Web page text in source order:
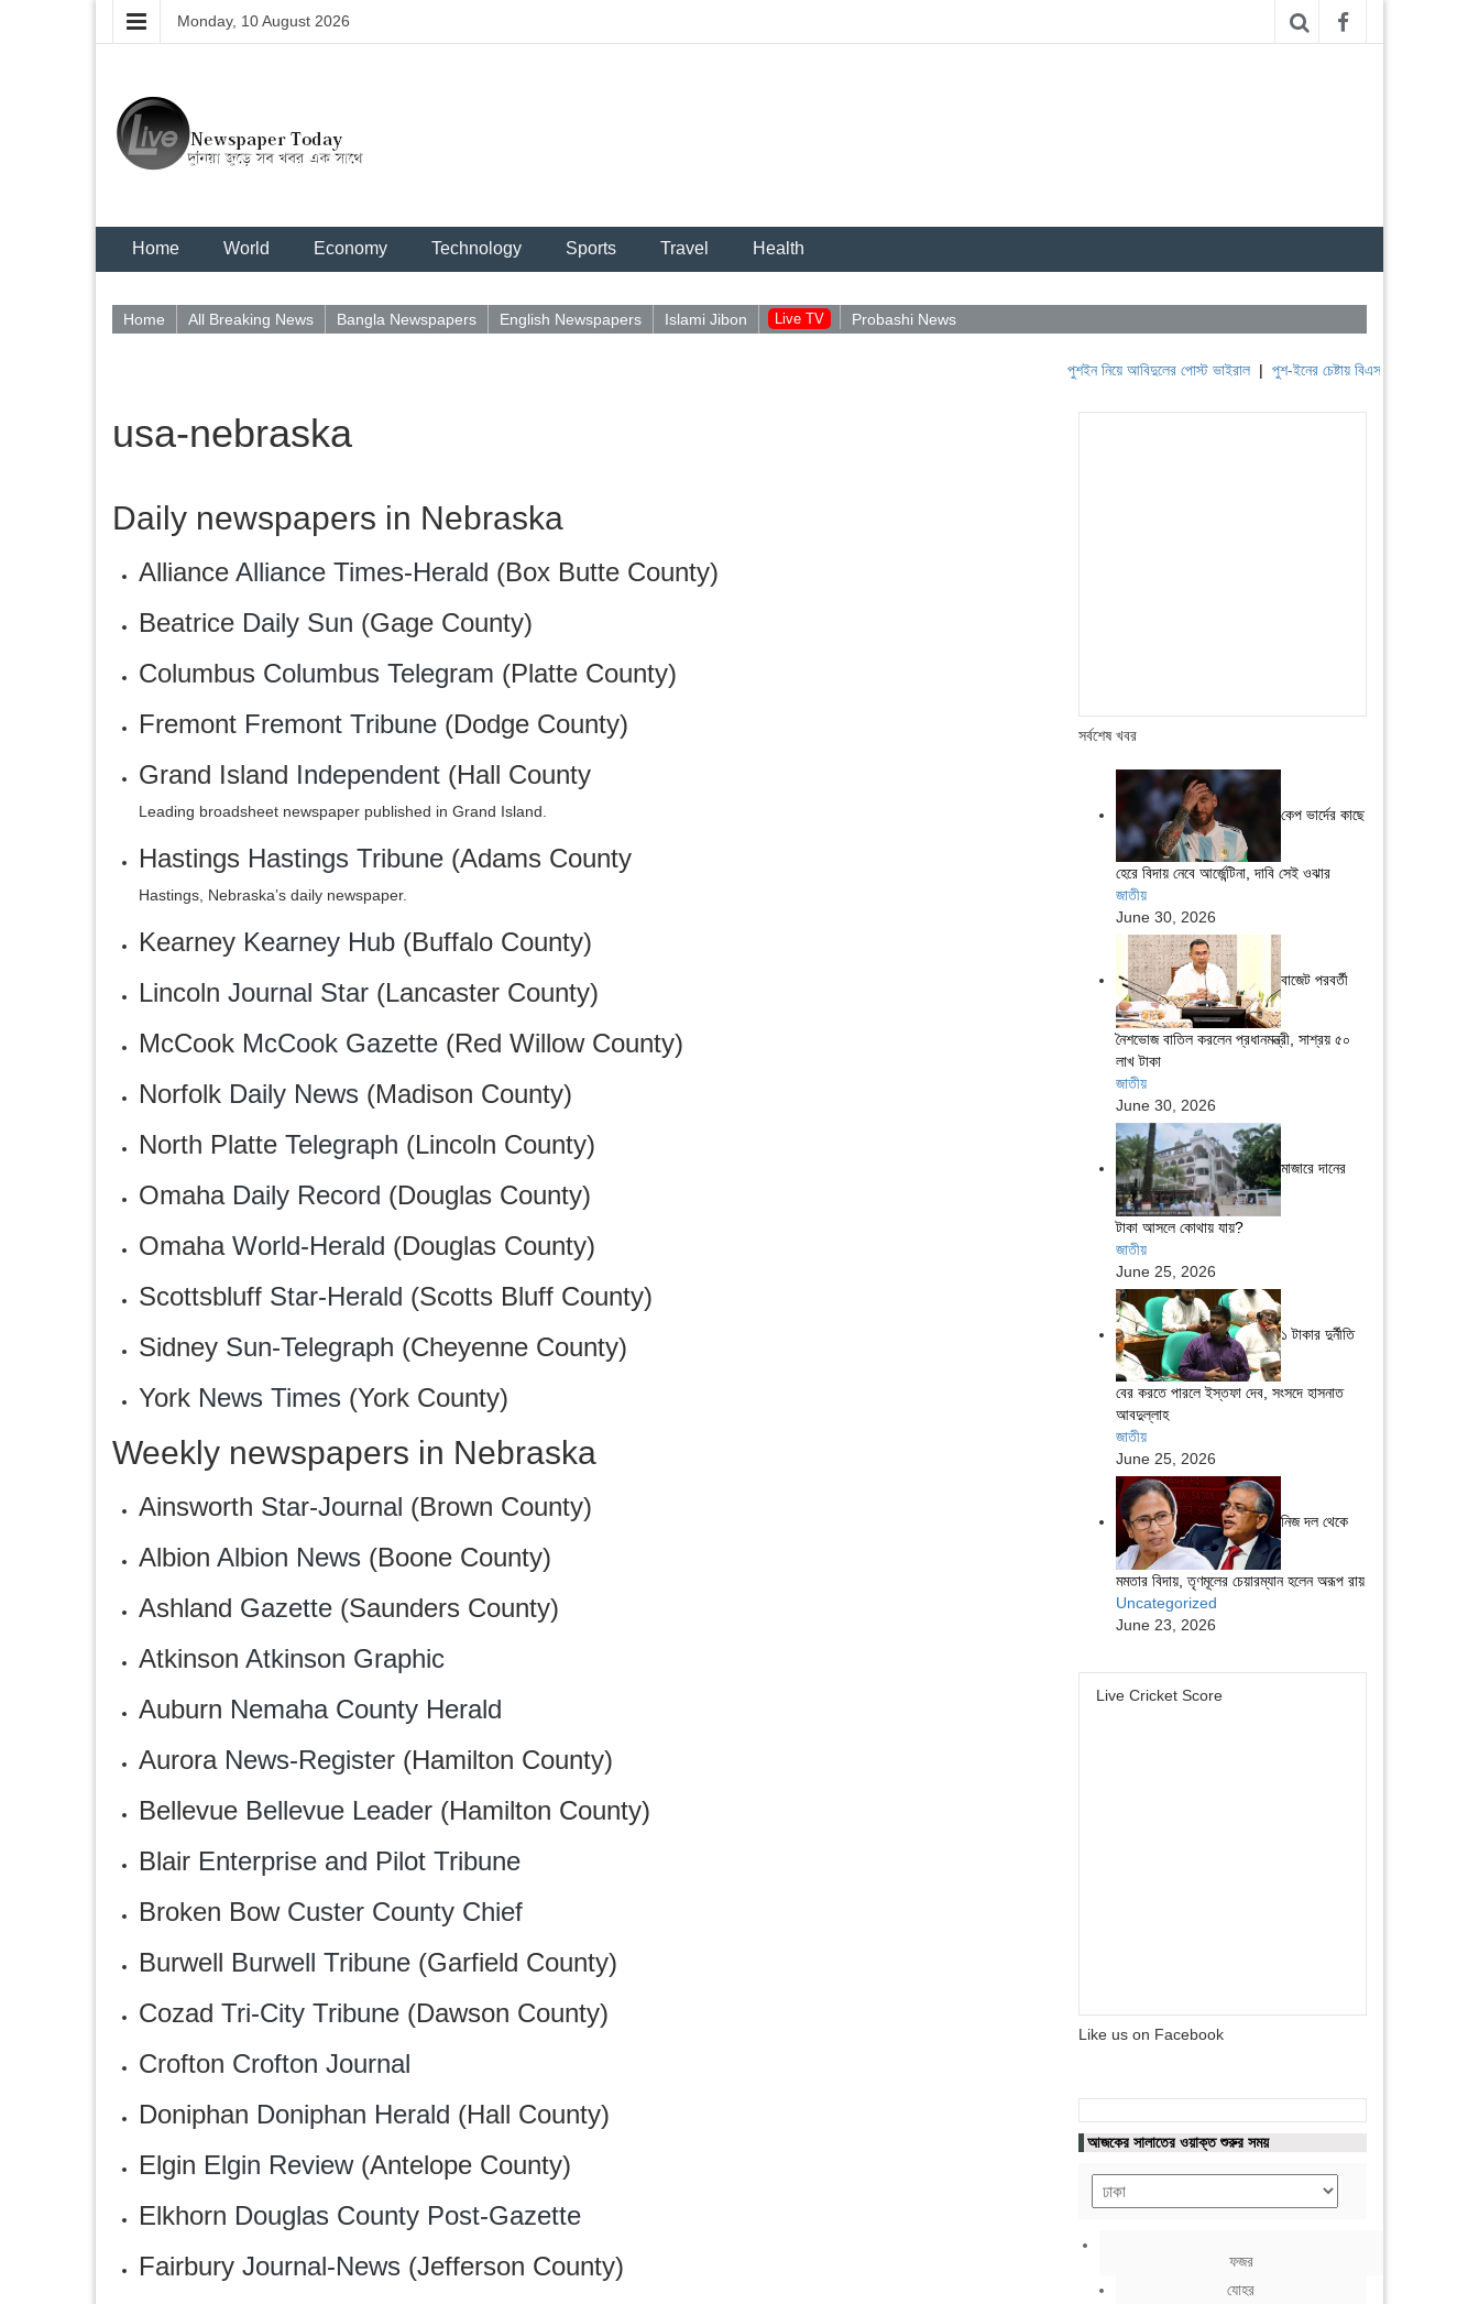
Monday, 10 August 2026
Home World Economy Technology Sports Travel Health
Home All Breaking News Bangla Newspapers English Newspapers Islami Jibon Live TV Probashi News
পুশইন নিয়ে আবিদুলের পোস্ট ভাইরাল|পুশ-ইনের চেষ্টায় বিএসএফ, পণ্ড করছে বিজিবি
usa-nebraska
Daily newspapers in Nebraska
Alliance Alliance Times-Herald (Box Butte County)
Beatrice Daily Sun (Gage County)
Columbus Columbus Telegram (Platte County)
Fremont Fremont Tribune (Dodge County)
Grand Island Independent (Hall County
Leading broadsheet newspaper published in Grand Island.
Hastings Hastings Tribune (Adams County
Hastings, Nebraska’s daily newspaper.
Kearney Kearney Hub (Buffalo County)
Lincoln Journal Star (Lancaster County)
McCook McCook Gazette (Red Willow County)
Norfolk Daily News (Madison County)
North Platte Telegraph (Lincoln County)
Omaha Daily Record (Douglas County)
Omaha World-Herald (Douglas County)
Scottsbluff Star-Herald (Scotts Bluff County)
Sidney Sun-Telegraph (Cheyenne County)
York News Times (York County)
Weekly newspapers in Nebraska
Ainsworth Star-Journal (Brown County)
Albion Albion News (Boone County)
Ashland Gazette (Saunders County)
Atkinson Atkinson Graphic
Auburn Nemaha County Herald
Aurora News-Register (Hamilton County)
Bellevue Bellevue Leader (Hamilton County)
Blair Enterprise and Pilot Tribune
Broken Bow Custer County Chief
Burwell Burwell Tribune (Garfield County)
Cozad Tri-City Tribune (Dawson County)
Crofton ‎Crofton Journal
Doniphan Doniphan Herald (Hall County)
Elgin Elgin Review(Antelope County)
Elkhorn Douglas County Post-Gazette
Fairbury Journal-News (Jefferson County)
সর্বশেষ খবর
কেপ ভার্দের কাছে
হেরে বিদায় নেবে আর্জেন্টিনা, দাবি সেই ওঝার
জাতীয়
June 30, 2026
বাজেট পরবর্তী
নৈশভোজ বাতিল করলেন প্রধানমন্ত্রী, সাশ্রয় ৫০
লাখ টাকা
জাতীয়
June 30, 2026
মাজারে দানের
টাকা আসলে কোথায় যায়?
জাতীয়
June 25, 2026
১ টাকার দুর্নীতি
বের করতে পারলে ইস্তফা দেব, সংসদে হাসনাত
আবদুল্লাহ
জাতীয়
June 25, 2026
নিজ দল থেকে
মমতার বিদায়, তৃণমূলের চেয়ারম্যান হলেন অরূপ রায়
Uncategorized
June 23, 2026
Live Cricket Score
Like us on Facebook
আজকের সালাতের ওয়াক্ত শুরুর সময়
ফজর
যোহর